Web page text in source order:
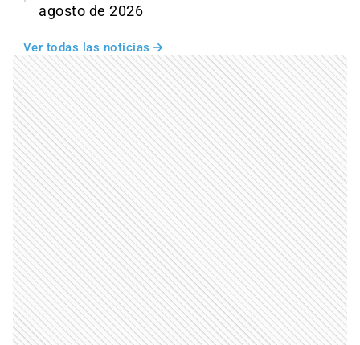
agosto de 2026
Ver todas las noticias